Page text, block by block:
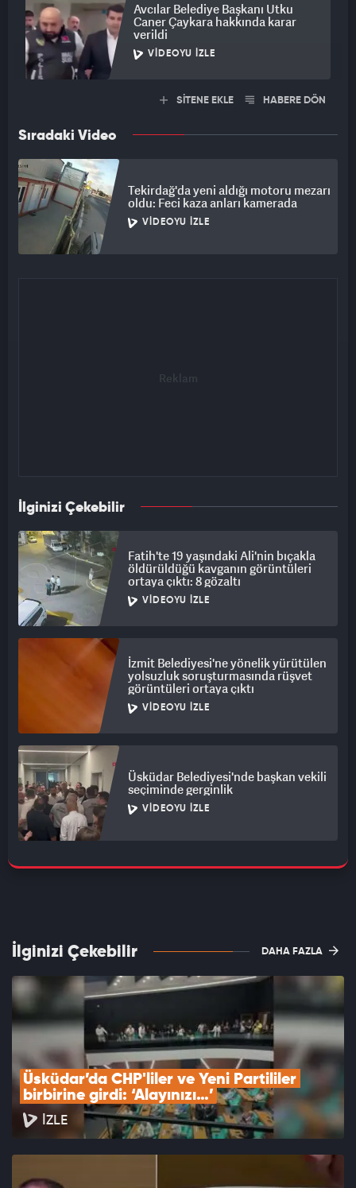
Avcılar Belediye Başkanı Utku
Caner Çaykara hakkında karar
verildi
VIDEOYU İZLE
SİTENE EKLE HABERE DÖN
Sıradaki Video
Tekirdağ'da yeni aldığı motoru mezarı
oldu: Feci kaza anları kamerada
VIDEOYU İZLE
İlginizi Çekebilir
Fatih'te 19 yaşındaki Ali'nin bıçakla
öldürüldüğü kavganın görüntüleri
ortaya çıktı: 8 gözaltı
VIDEOYU İZLE
İzmit Belediyesi'ne yönelik yürütülen
yolsuzluk soruşturmasında rüşvet
görüntüleri ortaya çıktı
VIDEOYU İZLE
Üsküdar Belediyesi'nde başkan vekili
seçiminde gerginlik
VIDEOYU İZLE
İlginizi Çekebilir DAHA FAZLA
Üsküdar’da CHP'liler ve Yeni Partililer
birbirine girdi: ‘Alayınızı…’
İZLE